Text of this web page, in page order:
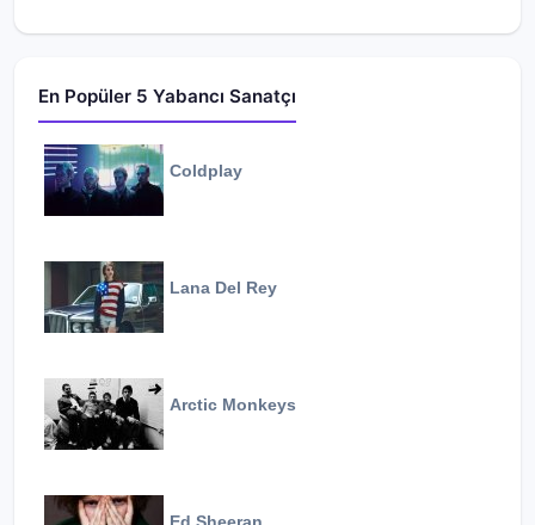
En Popüler 5 Yabancı Sanatçı
Coldplay
Lana Del Rey
Arctic Monkeys